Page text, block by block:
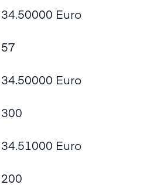
34.50000 Euro
57
34.50000 Euro
300
34.51000 Euro
200